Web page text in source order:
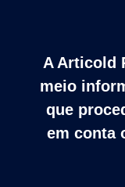
A Articold
meio
que
em conta